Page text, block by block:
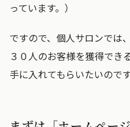
っています。）
ですので、個人サロンでは
３０人のお客様を獲得でき
手に入れてもらいたいのです